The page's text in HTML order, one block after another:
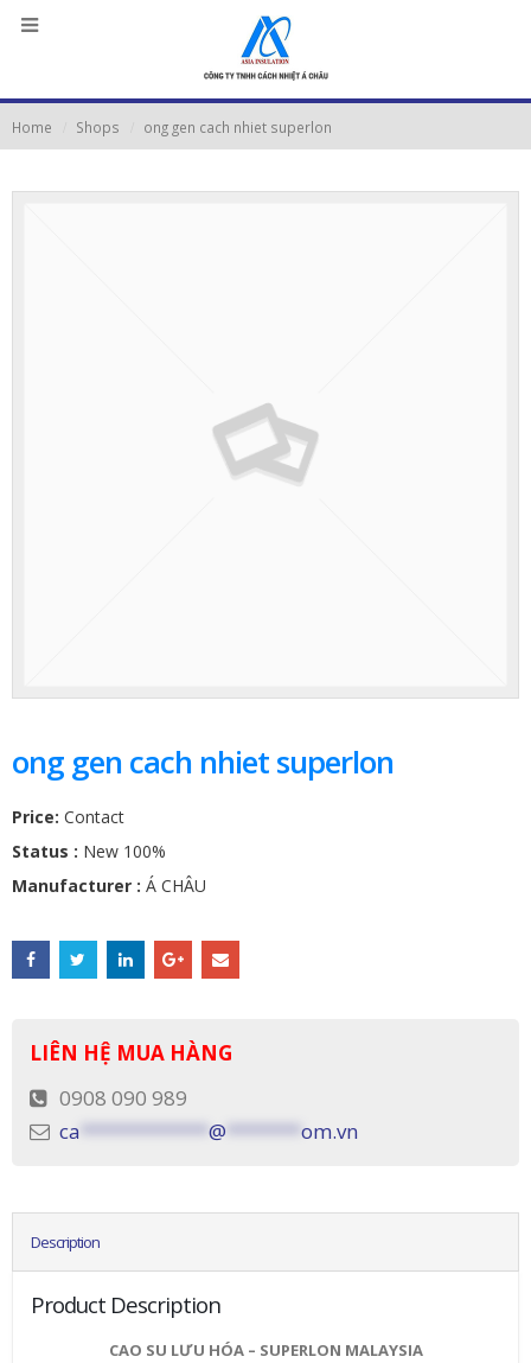
Home Shops ong gen cach nhiet superlon
ong gen cach nhiet superlon
Price: Contact
Status : New 100%
Manufacturer : Á CHÂU
LIÊN HỆ MUA HÀNG
0908 090 989
ca
@ om.vn
Description
Product Description
CAO SU LƯU HÓA – SUPERLON MALAYSIA